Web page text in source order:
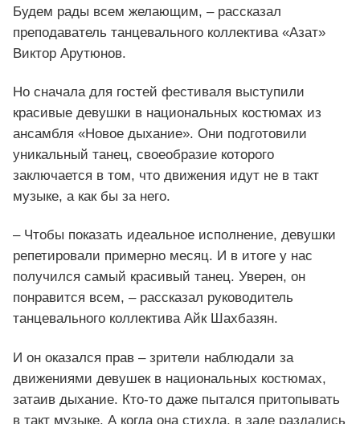
Будем рады всем желающим, – рассказал
преподаватель танцевального коллектива «Азат»
Виктор Арутюнов.
Но сначала для гостей фестиваля выступили
красивые девушки в национальных костюмах из
ансамбля «Новое дыхание». Они подготовили
уникальный танец, своеобразие которого
заключается в том, что движения идут не в такт
музыке, а как бы за него.
– Чтобы показать идеальное исполнение, девушки
репетировали примерно месяц. И в итоге у нас
получился самый красивый танец. Уверен, он
понравится всем, – рассказал руководитель
танцевального коллектива Айк Шахбазян.
И он оказался прав – зрители наблюдали за
движениями девушек в национальных костюмах,
затаив дыхание. Кто-то даже пытался притопывать
в такт музыке. А когда она стихла, в зале раздались